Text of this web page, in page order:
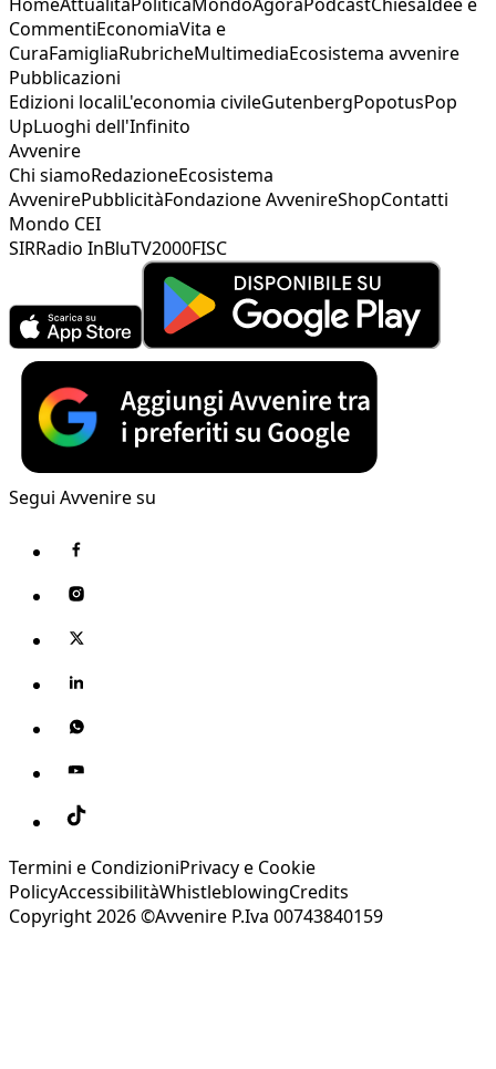
CommentiEconomiaVita e
CuraFamigliaRubricheMultimediaEcosistema avvenire
Pubblicazioni
Edizioni localiL'economia civileGutenbergPopotusPop
UpLuoghi dell'Infinito
Avvenire
Chi siamoRedazioneEcosistema
AvvenirePubblicitàFondazione AvvenireShopContatti
Mondo CEI
SIRRadio InBluTV2000FISC
Segui Avvenire su
Termini e CondizioniPrivacy e Cookie
PolicyAccessibilitàWhistleblowingCredits
Copyright 2026 ©Avvenire P.Iva 00743840159